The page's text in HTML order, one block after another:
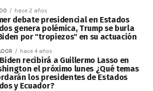
hace 2 años
debate presidencial en Estados
genera polémica, Trump se burla
por "tropiezos" en su actuación
hace 4 años
Biden recibirá a Guillermo Lasso en
el próximo lunes ¿Qué temas
los presidentes de Estados
y Ecuador?